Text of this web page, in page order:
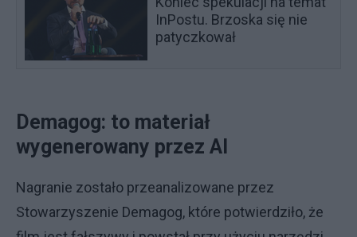
InPostu. Brzoska się nie
patyczkował
Demagog: to materiał
wygenerowany przez AI
Nagranie zostało przeanalizowane przez
Stowarzyszenie Demagog, które potwierdziło, że